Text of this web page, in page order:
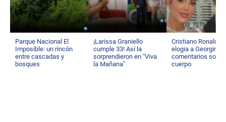
Parque Nacional El
Imposible: un rincón
entre cascadas y
bosques
¡Larissa Graniello
cumple 33! Así la
sorprendieron en “Viva
la Mañana”
Cristiano Ronaldo
elogia a Georgina
comentarios
cuerpo